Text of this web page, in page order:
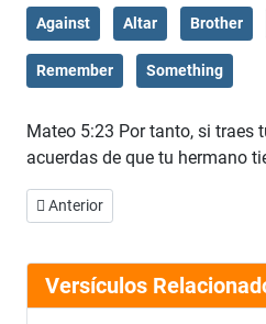
Against Altar Brother
Remember Something
Mateo 5:23 Por tanto, si traes
acuerdas de que tu hermano
Artículo anterior: Mateo 5:22
Anterior
Versículos